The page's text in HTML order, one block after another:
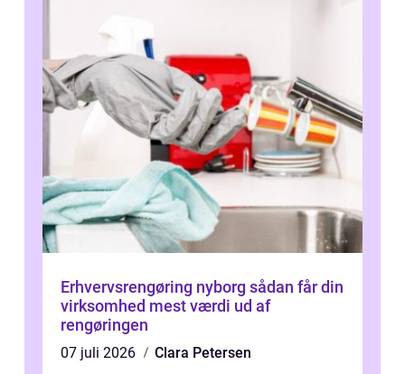
Erhvervsrengøring nyborg sådan får din
virksomhed mest værdi ud af
rengøringen
07 juli 2026
Clara Petersen